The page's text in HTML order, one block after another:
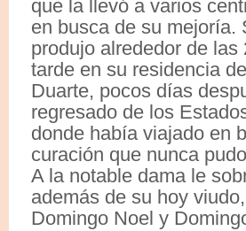
que la llevó a varios
en busca de su mejoría.
produjo alrededor de las
tarde en su residencia
Duarte, pocos días
regresado de los
donde había viajado en
curación que nunca
A la notable dama le
además de su hoy
Domingo Noel y